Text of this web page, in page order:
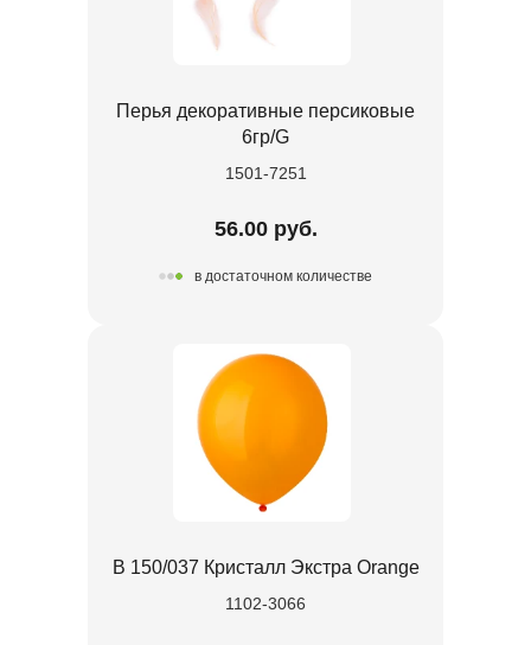
Перья декоративные персиковые
6гр/G
1501-7251
56.00 руб.
в достаточном количестве
В 150/037 Кристалл Экстра Orange
1102-3066